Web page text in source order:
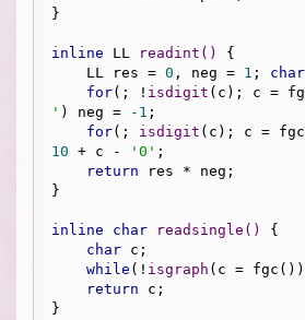
}
inline LL readint ()
{
    LL res =
0 , neg = 1 ; char
for(; ! isdigit (c); c =
' ) neg = -1 ;
for(; isdigit
10 + c - '0' ;
return res * neg;
}
inline char readsingle ()
{
char c;
while (! isgraph (c =
return c;
}